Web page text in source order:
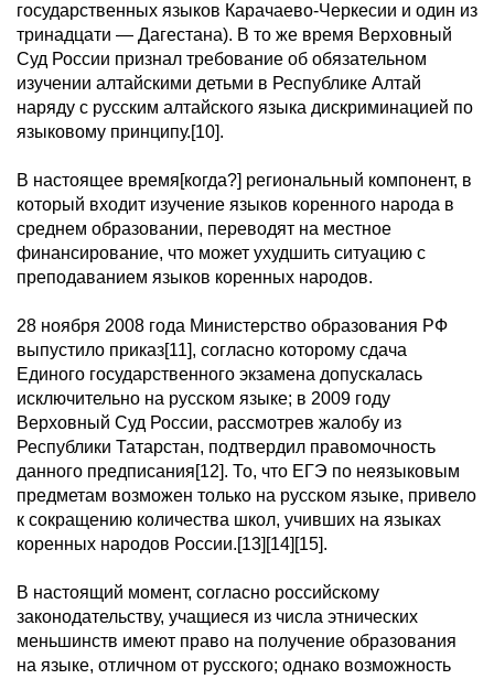
государственных языков Карачаево-Черкесии и один из
тринадцати — Дагестана). В то же время Верховный
Суд России признал требование об обязательном
изучении алтайскими детьми в Республике Алтай
наряду с русским алтайского языка дискриминацией по
языковому принципу.[10].
В настоящее время[когда?] региональный компонент, в
который входит изучение языков коренного народа в
среднем образовании, переводят на местное
финансирование, что может ухудшить ситуацию с
преподаванием языков коренных народов.
28 ноября 2008 года Министерство образования РФ
выпустило приказ[11], согласно которому сдача
Единого государственного экзамена допускалась
исключительно на русском языке; в 2009 году
Верховный Суд России, рассмотрев жалобу из
Республики Татарстан, подтвердил правомочность
данного предписания[12]. То, что ЕГЭ по неязыковым
предметам возможен только на русском языке, привело
к сокращению количества школ, учивших на языках
коренных народов России.[13][14][15].
В настоящий момент, согласно российскому
законодательству, учащиеся из числа этнических
меньшинств имеют право на получение образования
на языке, отличном от русского; однако возможность